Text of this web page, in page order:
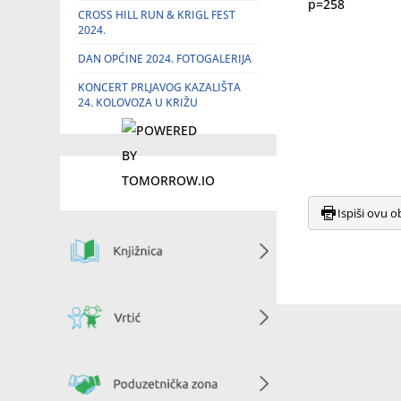
CROSS HILL RUN & KRIGL FEST
2024.
DAN OPĆINE 2024. FOTOGALERIJA
KONCERT PRLJAVOG KAZALIŠTA
24. KOLOVOZA U KRIŽU
p=258
Ispiši ovu